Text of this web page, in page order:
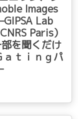
Images
Lab
Paris）
を聞くだけ
ｔｉｎｇパ